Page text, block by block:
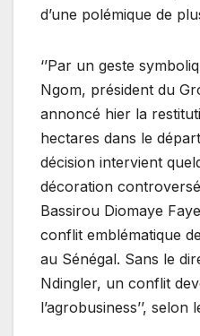
d’une polémique de
‘’Par un geste
Ngom, président du
annoncé hier la
hectares dans le
décision intervient
décoration
Bassirou Diomaye
conflit emblématique
au Sénégal. Sans le
Ndingler, un conflit
l’agrobusiness’’, selon